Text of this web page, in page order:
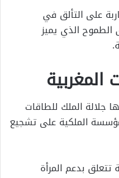
على التألق في
الذي يميز
جلالة الملك للطاقات
الملكية على تشجيع
بدعم المرأة